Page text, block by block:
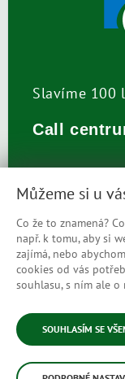
Slavíme 100
Call
Prohlášení o
Mapa stránek
© Česká správa
Můžeme si u
Co že to znamená?
např. k tomu, aby si
zajímá, nebo
cookies od vás
souhlasu, s ním ale o
SOUHLASÍM SE